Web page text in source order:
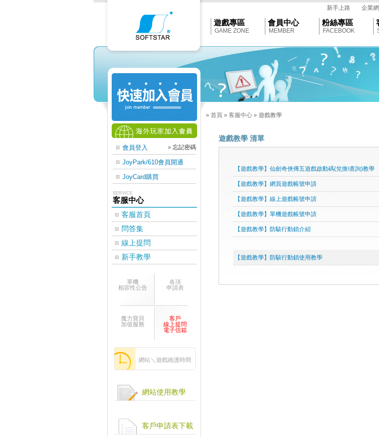
Softstar
新手上路 企業
遊戲專區
GAME ZONE
會員中心
MEMBER
粉絲專區
FACEBOOK
會員登入 » 忘記密碼
JoyPark/610會員開通
JoyCard購買
SERVICE
客服中心
客服首頁
問答集
線上提問
新手教學
單機
相容性公告
各項
申請表
魔力寶貝
加值服務
客戶
線上提問
電子信箱
網站＼遊戲維護時間
網站使用教學
客戶申請表下載
» 首頁 » 客服中心 » 遊戲教學
遊戲教學 清單
【遊戲教學】仙劍奇俠傳五遊戲啟動碼(兌換\查詢)教學
【遊戲教學】網頁遊戲帳號申請
【遊戲教學】線上遊戲帳號申請
【遊戲教學】單機遊戲帳號申請
【遊戲教學】防駭行動鎖介紹
【遊戲教學】防駭行動鎖使用教學